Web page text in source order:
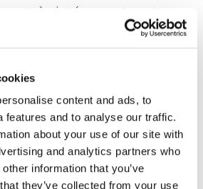
content and ads, to
features and to analyse our traffic.
about your use of our site with
and analytics partners who
information that you’ve
they’ve collected from your use
très intéressantes et
de vocabulaire pour
en anglais qui vivent
:
Français